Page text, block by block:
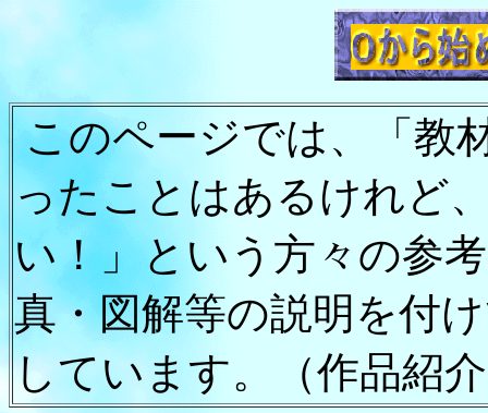
このページでは、「教
ったことはあるけれど
い！」という方々の参
真・図解等の説明を付
しています。（作品紹